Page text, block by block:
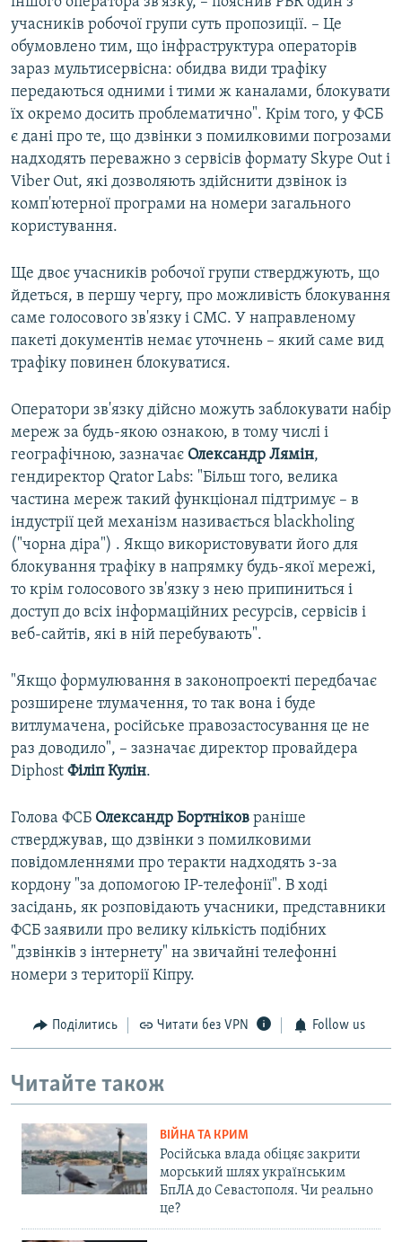
учасників робочої групи суть пропозиції. – Це
обумовлено тим, що інфраструктура операторів
зараз мультисервісна: обидва види трафіку
передаються одними і тими ж каналами, блокувати
їх окремо досить проблематично". Крім того, у ФСБ
є дані про те, що дзвінки з помилковими погрозами
надходять переважно з сервісів формату Skype Out і
Viber Out, які дозволяють здійснити дзвінок із
комп'ютерної програми на номери загального
користування.
Ще двоє учасників робочої групи стверджують, що
йдеться, в першу чергу, про можливість блокування
саме голосового зв'язку і СМС. У направленому
пакеті документів немає уточнень – який саме вид
трафіку повинен блокуватися.
Оператори зв'язку дійсно можуть заблокувати набір
мереж за будь-якою ознакою, в тому числі і
географічною, зазначає Олександр Лямін,
гендиректор Qrator Labs: "Більш того, велика
частина мереж такий функціонал підтримує – в
індустрії цей механізм називається blackholing
("чорна діра") . Якщо використовувати його для
блокування трафіку в напрямку будь-якої мережі,
то крім голосового зв'язку з нею припиниться і
доступ до всіх інформаційних ресурсів, сервісів і
веб-сайтів, які в ній перебувають".
"Якщо формулювання в законопроекті передбачає
розширене тлумачення, то так вона і буде
витлумачена, російське правозастосування це не
раз доводило", – зазначає директор провайдера
Diphost Філіп Кулін.
Голова ФСБ Олександр Бортніков раніше
стверджував, що дзвінки з помилковими
повідомленнями про теракти надходять з-за
кордону "за допомогою IP-телефонії". В ході
засідань, як розповідають учасники, представники
ФСБ заявили про велику кількість подібних
"дзвінків з інтернету" на звичайні телефонні
номери з території Кіпру.
Поділитись Читати без VPN Follow us
Читайте також
ВІЙНА ТА КРИМ
Російська влада обіцяє закрити
морський шлях українським
БпЛА до Севастополя. Чи реально
це?